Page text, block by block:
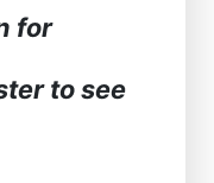
for
to see